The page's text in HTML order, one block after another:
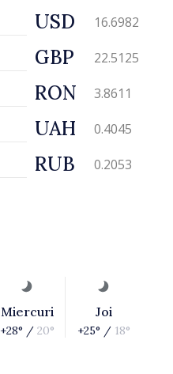
USD 16.6982
GBP 22.5125
RON 3.8611
UAH 0.4045
RUB 0.2053
Miercuri
+28° / 20°
Joi
+25° / 18°